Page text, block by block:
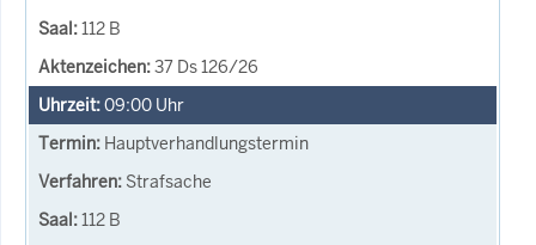
112 B
37 Ds 126/26
09:00 Uhr
Hauptverhandlungstermin
Strafsache
112 B